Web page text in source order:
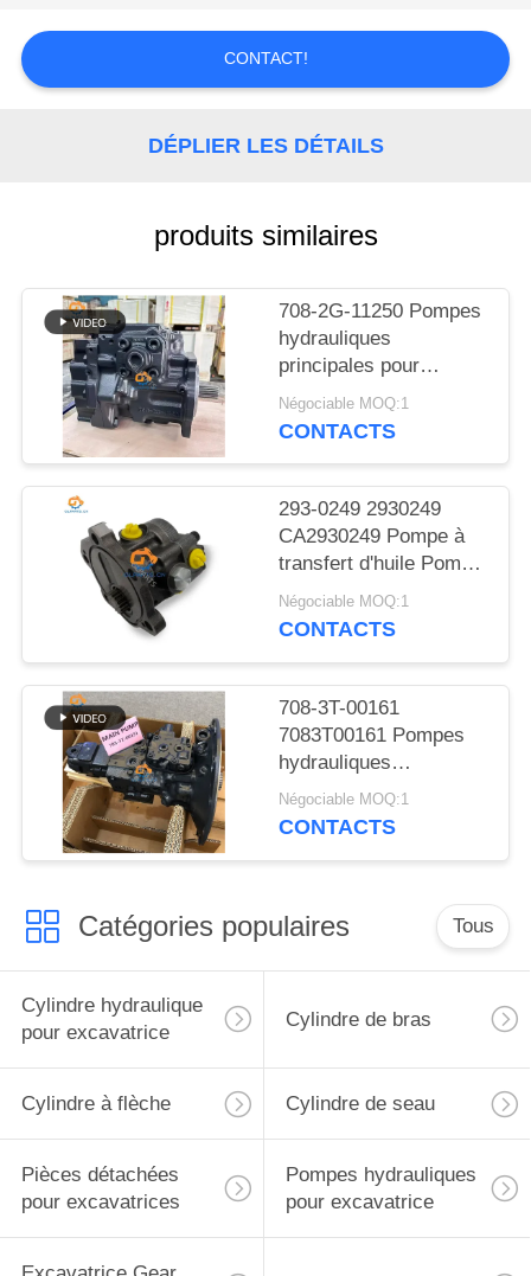
QUALITÉ
CONTACTER
NOUVELLES
LES
AFFAIRES
PLAN
DU
SITE
POLITIQUE
CONFIDENTIALITÉ
CONTACT!
DÉPLIER LES DÉTAILS
produits similaires
708-2G-11250 Pompes
hydrauliques
principales pour
chargeurs à roues
WD600-6
Négociable MOQ:1
CONTACTS
293-0249 2930249
CA2930249 Pompe à
transfert d'huile Pompe
à carburant pour
moteur M313D M315D
Négociable MOQ:1
CONTACTS
708-3T-00161
7083T00161 Pompes
hydrauliques
principales pour les
excavateurs PC70-8
Négociable MOQ:1
CONTACTS
Catégories populaires Tous
Cylindre hydraulique
pour excavatrice
Cylindre de bras
Cylindre à flèche Cylindre de seau
Pièces détachées
pour excavatrices
Pompes hydrauliques
pour excavatrice